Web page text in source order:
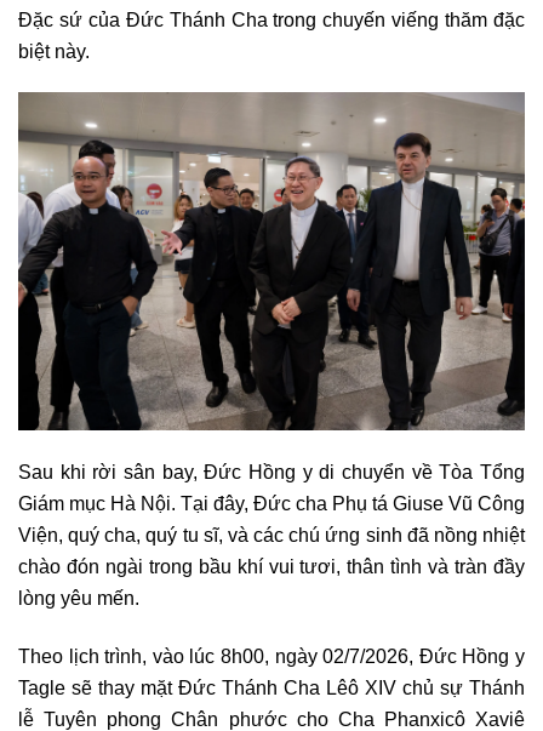
Đặc sứ của Đức Thánh Cha trong chuyến viếng thăm đặc
biệt này.
Sau khi rời sân bay, Đức Hồng y di chuyển về Tòa Tổng
Giám mục Hà Nội. Tại đây, Đức cha Phụ tá Giuse Vũ Công
Viện, quý cha, quý tu sĩ, và các chú ứng sinh đã nồng nhiệt
chào đón ngài trong bầu khí vui tươi, thân tình và tràn đầy
lòng yêu mến.
Theo lịch trình, vào lúc 8h00, ngày 02/7/2026, Đức Hồng y
Tagle sẽ thay mặt Đức Thánh Cha Lêô XIV chủ sự Thánh
lễ Tuyên phong Chân phước cho Cha Phanxicô Xaviê